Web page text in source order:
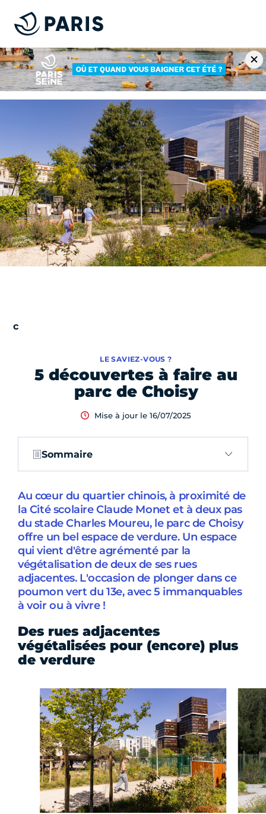
5 découvertes à faire au
parc de Choisy
LE SAVIEZ-VOUS ?
Mise à jour le 16/07/2025
Sommaire
Au cœur du quartier chinois, à proximité de
la Cité scolaire Claude Monet et à deux pas
du stade Charles Moureu, le parc de Choisy
offre un bel espace de verdure. Un espace
qui vient d'être agrémenté par la
végétalisation de deux de ses rues
adjacentes. L'occasion de plonger dans ce
poumon vert du 13e, avec 5 immanquables
à voir ou à vivre !
Des rues adjacentes
végétalisées pour (encore) plus
de verdure